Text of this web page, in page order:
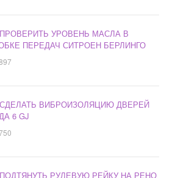
УРОВЕНЬ МАСЛА В
ПЕРЕДАЧ СИТРОЕН БЕРЛИНГО
ВИБРОИЗОЛЯЦИЮ ДВЕРЕЙ
6 GJ
РУЛЕВУЮ РЕЙКУ НА РЕНО